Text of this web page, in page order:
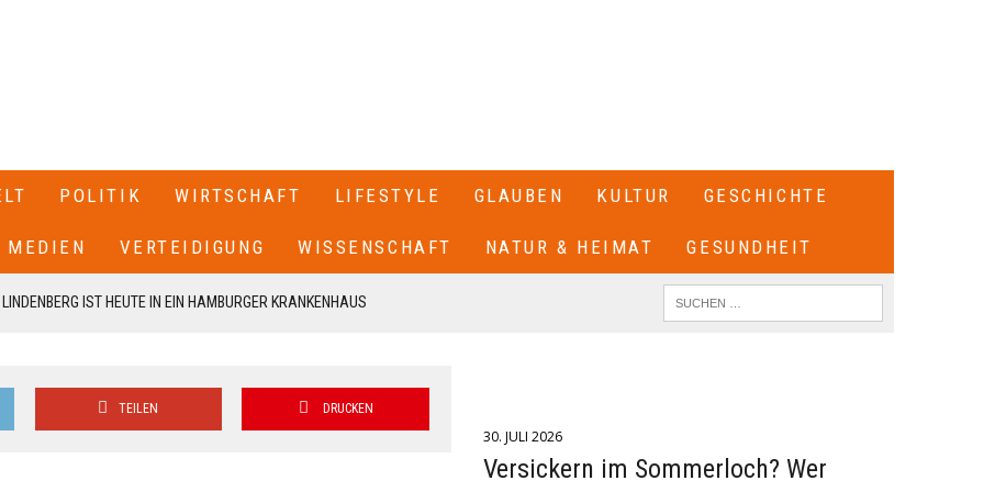
POLITIK WIRTSCHAFT LIFESTYLE GLAUBEN KULTUR GESCHICHTE
MEDIEN VERTEIDIGUNG WISSENSCHAFT NATUR & HEIMAT GESUNDHEIT
IST HEUTE IN EIN HAMBURGER KRANKENHAUS
TEILEN DRUCKEN
30. JULI 2026
Versickern im Sommerloch? Wer